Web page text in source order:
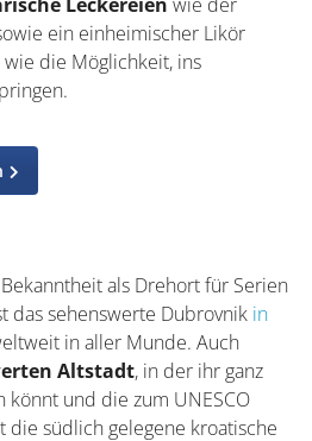
Kulinarische Leckereien
sowie ein einheimischer
wie die Möglichkeit, ins
als Drehort für
ist das sehenswerte
weltweit in aller
sehenswerten Altstadt
flanieren könnt und die zum